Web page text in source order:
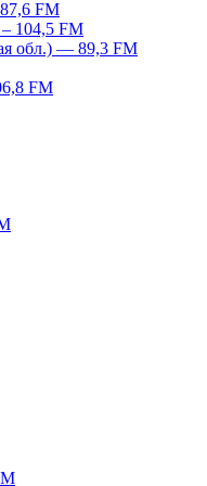
FM
104,5 FM
обл.) — 89,3 FM
FM